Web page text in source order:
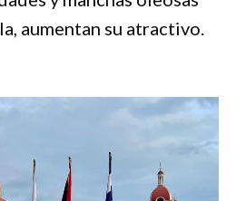
aumentan su atractivo.